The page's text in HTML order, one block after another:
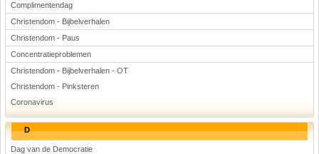
Complimentendag
Christendom - Bijbelverhalen
Christendom - Paus
Concentratieproblemen
Christendom - Bijbelverhalen - OT
Christendom - Pinksteren
Coronavirus
D
Dag van de Democratie